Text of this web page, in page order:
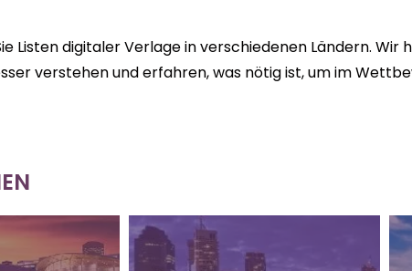
Listen digitaler Verlage in verschiedenen Ländern.
verstehen und erfahren, was nötig ist, um im